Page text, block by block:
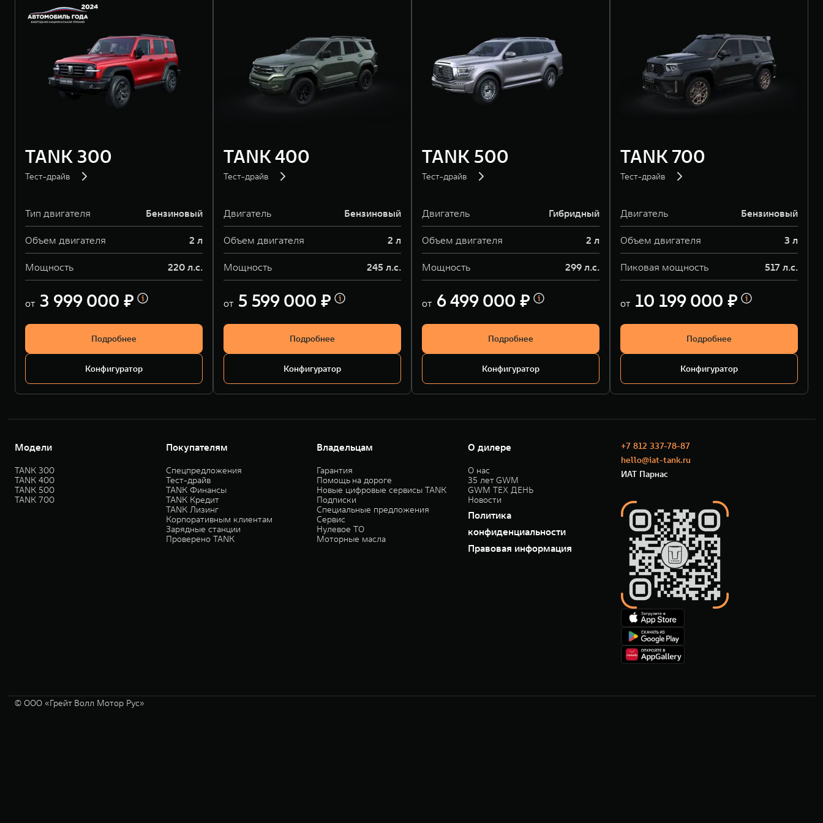
TANK 300
Тест-драйв
Тип двигателя Бензиновый
Объем двигателя 2 л
Мощность 220 л.с.
от 3 999 000 ₽
Подробнее
Конфигуратор
TANK 400
Тест-драйв
Двигатель Бензиновый
Объем двигателя 2 л
Мощность 245 л.с.
от 5 599 000 ₽
Подробнее
Конфигуратор
TANK 500
Тест-драйв
Двигатель Гибридный
Объем двигателя 2 л
Мощность 299 л.с.
от 6 499 000 ₽
Подробнее
Конфигуратор
TANK 700
Тест-драйв
Двигатель Бензиновый
Объем двигателя 3 л
Пиковая мощность 517 л.с.
от 10 199 000 ₽
Подробнее
Конфигуратор
Модели
TANK 300
TANK 400
TANK 500
TANK 700
Покупателям
Спецпредложения
Тест-драйв
TANK Финансы
TANK Кредит
TANK Лизинг
Корпоративным клиентам
Зарядные станции
Проверено TANK
Владельцам
Гарантия
Помощь на дороге
Новые цифровые сервисы TANK
Подписки
Специальные предложения
Сервис
Нулевое ТО
Моторные масла
О дилере
О нас
35 лет GWM
GWM ТЕХ ДЕНЬ
Новости
Политика
конфиденциальности
Правовая информация
+7 812 337-78-87
hello@iat-tank.ru
ИАТ Парнас
© ООО «Грейт Волл Мотор Рус»